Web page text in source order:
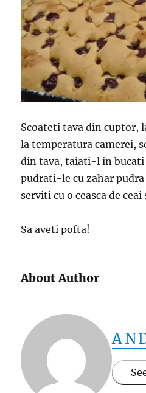
Scoateti tava din cuptor,
la temperatura camerei,
din tava, taiati-l in
pudrati-le cu zahar
serviti cu o ceasca de ceai
Sa aveti pofta!
About Author